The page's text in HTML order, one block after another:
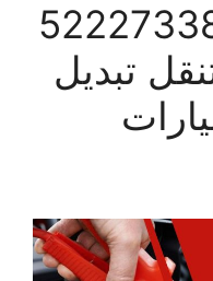
القيروان 52227338
تبديل